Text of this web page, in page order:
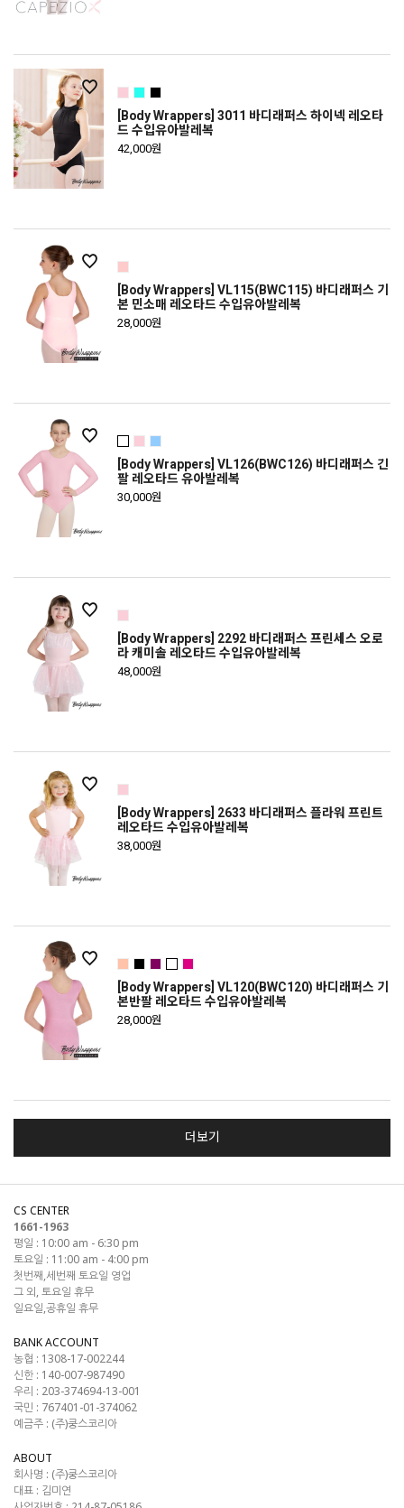
[Body Wrappers] 3011 바디래퍼스 하이넥 레오타
드 수입유아발레복
42,000원
[Body Wrappers] VL115(BWC115) 바디래퍼스 기
본 민소매 레오타드 수입유아발레복
28,000원
[Body Wrappers] VL126(BWC126) 바디래퍼스 긴
팔 레오타드 유아발레복
30,000원
[Body Wrappers] 2292 바디래퍼스 프린세스 오로
라 캐미솔 레오타드 수입유아발레복
48,000원
[Body Wrappers] 2633 바디래퍼스 플라워 프린트
레오타드 수입유아발레복
38,000원
[Body Wrappers] VL120(BWC120) 바디래퍼스 기
본반팔 레오타드 수입유아발레복
28,000원
더보기
CS CENTER
1661-1963
평일 : 10:00 am - 6:30 pm
토요일 : 11:00 am - 4:00 pm
첫번째,세번째 토요일 영업
그 외, 토요일 휴무
일요일,공휴일 휴무
BANK ACCOUNT
농협 : 1308-17-002244
신한 : 140-007-987490
우리 : 203-374694-13-001
국민 : 767401-01-374062
예금주 : (주)쿵스코리아
ABOUT
회사명 : (주)쿵스코리아
대표 : 김미연